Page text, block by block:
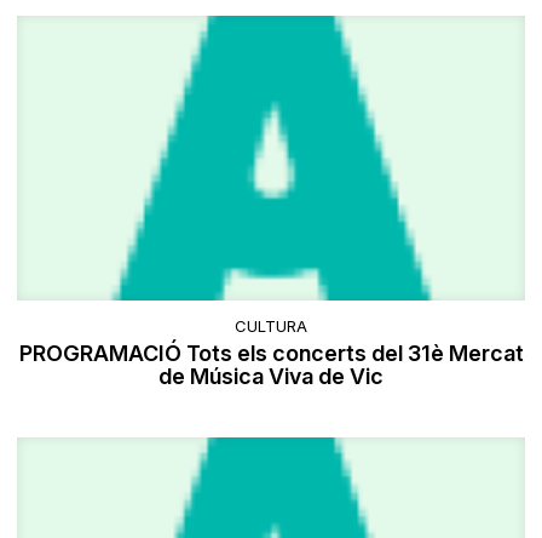
CULTURA
PROGRAMACIÓ Tots els concerts del 31è Mercat
de Música Viva de Vic